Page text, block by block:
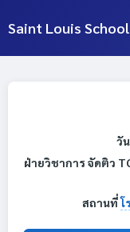
Saint Louis School
วั
ฝ่ายวิชาการ จัดติว
สถานที่โ